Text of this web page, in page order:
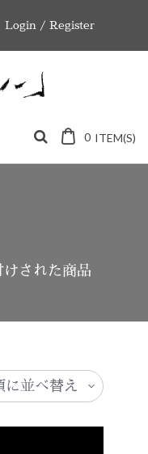
Login / Register
0 ITEM(S)
された商品